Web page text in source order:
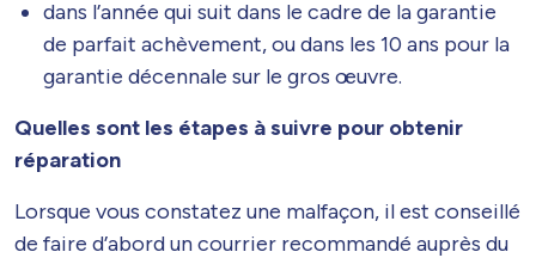
dans l’année qui suit dans le cadre de la garantie
de parfait achèvement, ou dans les 10 ans pour la
garantie décennale sur le gros œuvre.
Quelles sont les étapes à suivre pour obtenir
réparation
Lorsque vous constatez une malfaçon, il est conseillé
de faire d’abord un courrier recommandé auprès du